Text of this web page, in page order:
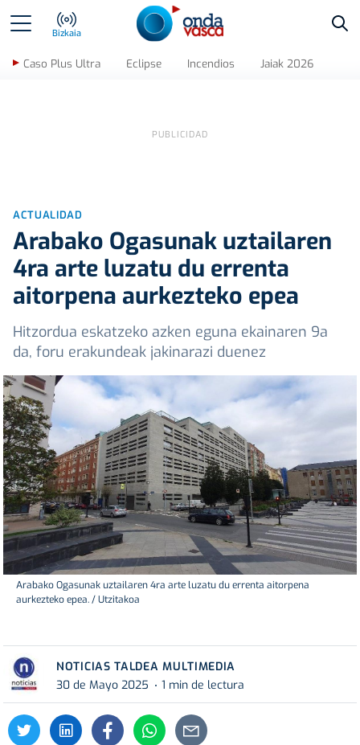
Bizkaia
Caso Plus Ultra Eclipse Incendios Jaiak 2026
ACTUALIDAD
Arabako Ogasunak uztailaren
4ra arte luzatu du errenta
aitorpena aurkezteko epea
Hitzordua eskatzeko azken eguna ekainaren 9a
da, foru erakundeak jakinarazi duenez
Arabako Ogasunak uztailaren 4ra arte luzatu du errenta aitorpena
aurkezteko epea. / Utzitakoa
NOTICIAS TALDEA MULTIMEDIA
30 de Mayo 2025
1 min de lectura